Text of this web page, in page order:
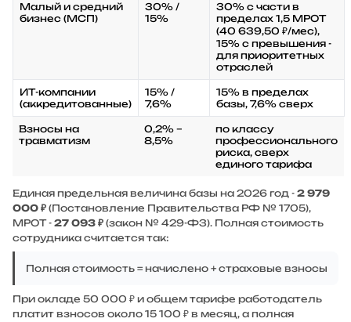
Малый и средний
бизнес (МСП)
30% /
15%
30% с части в
пределах 1,5 МРОТ
(40 639,50 ₽/мес),
15% с превышения -
для приоритетных
отраслей
ИТ-компании
(аккредитованные)
15% /
7,6%
15% в пределах
базы, 7,6% сверх
Взносы на
травматизм
0,2% –
8,5%
по классу
профессионального
риска, сверх
единого тарифа
Единая предельная величина базы на 2026 год - 2 979
000 ₽ (Постановление Правительства РФ № 1705),
МРОТ - 27 093 ₽ (закон № 429-ФЗ). Полная стоимость
сотрудника считается так:
Полная стоимость = начислено + страховые взносы
При окладе 50 000 ₽ и общем тарифе работодатель
платит взносов около 15 100 ₽ в месяц, а полная